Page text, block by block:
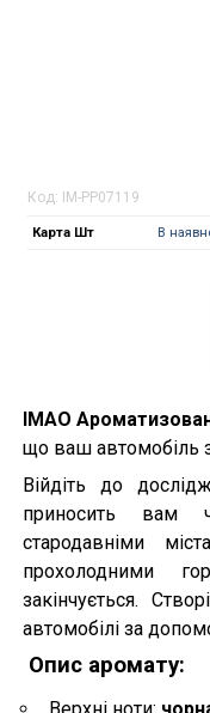
Код: IM-PP07119
Карта Шт В
IMAO
що ваш автомобіль
Війдіть до
приносить вам
стародавніми
прохолодними
закінчується.
автомобілі за
Опис аромату: